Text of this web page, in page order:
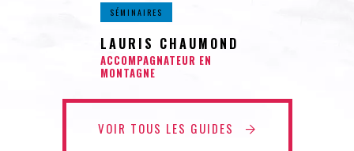
SÉMINAIRES
LAURIS CHAUMOND
ACCOMPAGNATEUR EN
MONTAGNE
VOIR TOUS LES GUIDES